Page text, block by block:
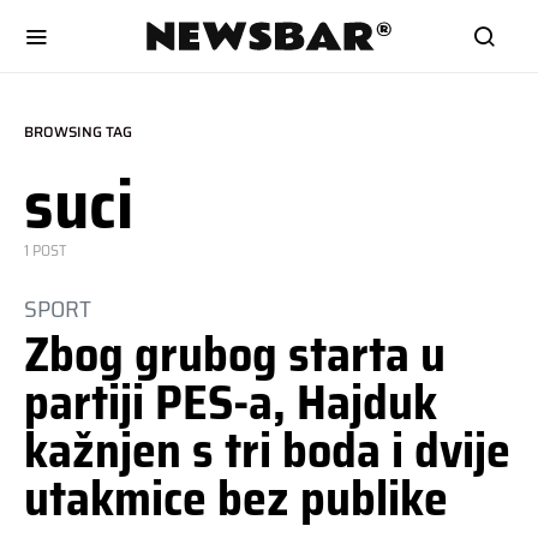
BROWSING TAG
suci
1 POST
SPORT
Zbog grubog starta u
partiji PES-a, Hajduk
kažnjen s tri boda i dvije
utakmice bez publike